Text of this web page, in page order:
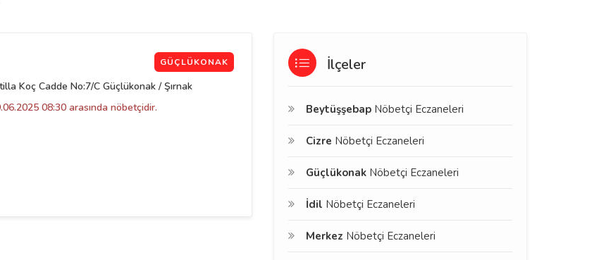
GÜÇLÜKONAK
Koç Cadde No:7/C Güçlükonak / Şırnak
08:30 arasında nöbetçidir.
İlçeler
Beytüşşebap Nöbetçi Eczaneleri
Cizre Nöbetçi Eczaneleri
Güçlükonak Nöbetçi Eczaneleri
İdil Nöbetçi Eczaneleri
Merkez Nöbetçi Eczaneleri